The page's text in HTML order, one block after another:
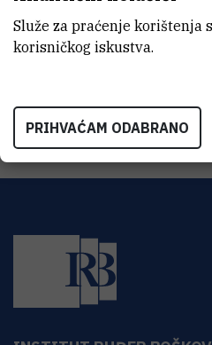
Institut Ruđer Bošković
Bijenička 54
HR-10000 Zagreb
Služe za praćenje korištenja
korisničkog iskustva.
PRIHVAĆAM ODABRANO